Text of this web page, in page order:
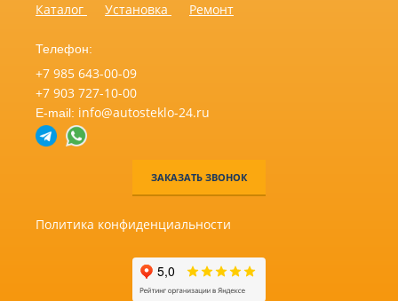
Каталог Установка Ремонт
Телефон:
+7 985 643-00-09
+7 903 727-10-00
E-mail: info@autosteklo-24.ru
ЗАКАЗАТЬ ЗВОНОК
Политика конфиденциальности